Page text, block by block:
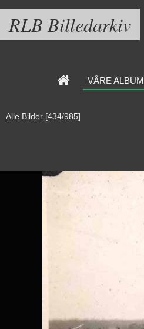
RLB Billedarkiv
VÅRE ALBUM
Alle Bilder [434/985]